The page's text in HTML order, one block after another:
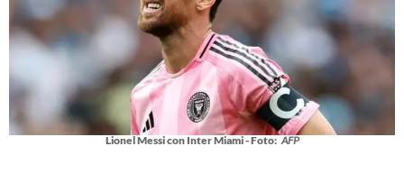
Lionel Messi con Inter Miami - Foto: AFP